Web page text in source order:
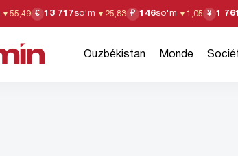
▼55,49 € 13 717so'm ▼ 25,83 ₽ 146so'm ▼1,05 ¥ 1 761
Ouzbékistan Monde